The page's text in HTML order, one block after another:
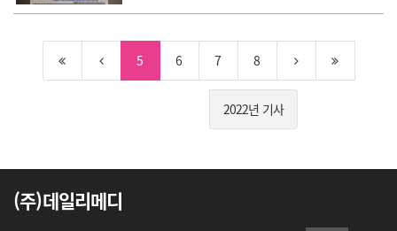
5 6 7 8
2022년 기사
(주)데일리메디